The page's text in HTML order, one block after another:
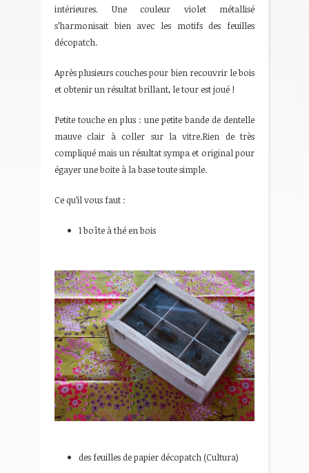
intérieures. Une couleur violet métallisé
s’harmonisait bien avec les motifs des feuilles
décopatch.
Après plusieurs couches pour bien recouvrir le bois
et obtenir un résultat brillant, le tour est joué !
Petite touche en plus : une petite bande de dentelle
mauve clair à coller sur la vitre.Rien de très
compliqué mais un résultat sympa et original pour
égayer une boite à la base toute simple.
Ce qu’il vous faut :
1 boîte à thé en bois
des feuilles de papier décopatch (Cultura)